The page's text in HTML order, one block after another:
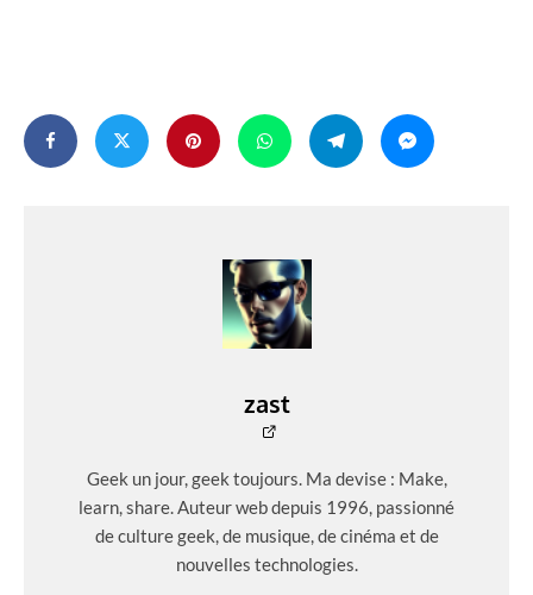
zast
Geek un jour, geek toujours. Ma devise : Make,
learn, share. Auteur web depuis 1996, passionné
de culture geek, de musique, de cinéma et de
nouvelles technologies.